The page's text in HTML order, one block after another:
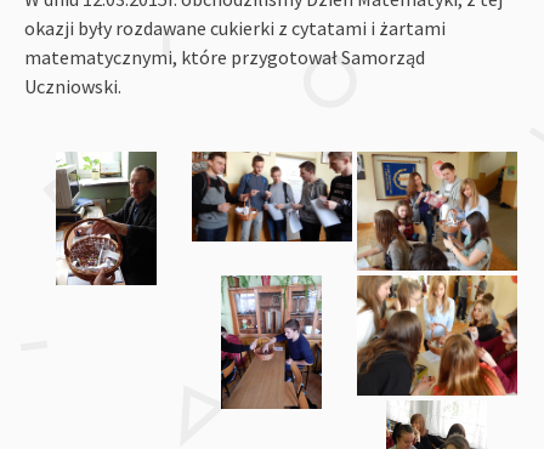
okazji były rozdawane cukierki z cytatami i żartami
matematycznymi, które przygotował Samorząd
Uczniowski.